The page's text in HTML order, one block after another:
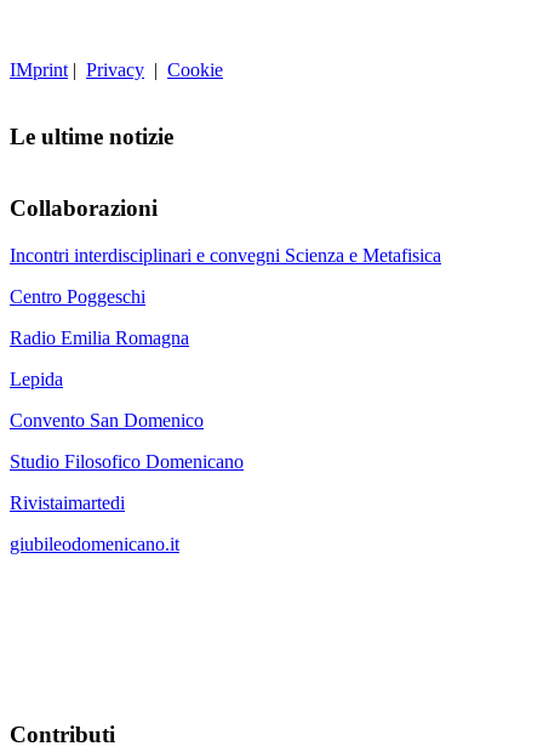
IMprint | Privacy | Cookie
Le ultime notizie
Collaborazioni
Incontri interdisciplinari e convegni Scienza e Metafisica
Centro Poggeschi
Radio Emilia Romagna
Lepida
Convento San Domenico
Studio Filosofico Domenicano
Rivistaimartedi
giubileodomenicano.it
Contributi